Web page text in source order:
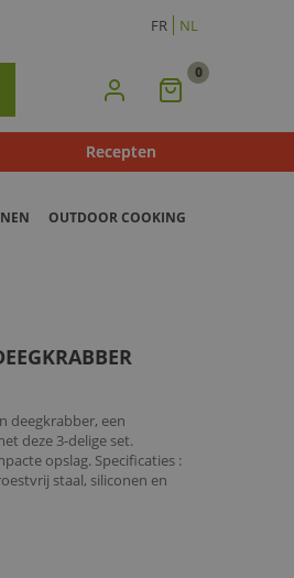
FR NL
Mijn
0
Recepten
OUTDOOR COOKING
deegkrabber, een
deze 3-delige set.
opslag. Specificaties :
staal, siliconen en